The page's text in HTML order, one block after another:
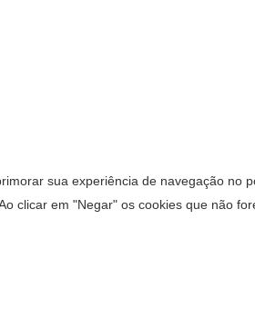
sua experiência de navegação no
clicar em "Negar" os cookies que não